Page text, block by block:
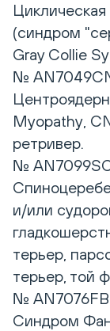
(синдром
Gray Collie
№
Myopathy,
ретривер.
№
и/или
терьер,
терьер, той
№
Синдром